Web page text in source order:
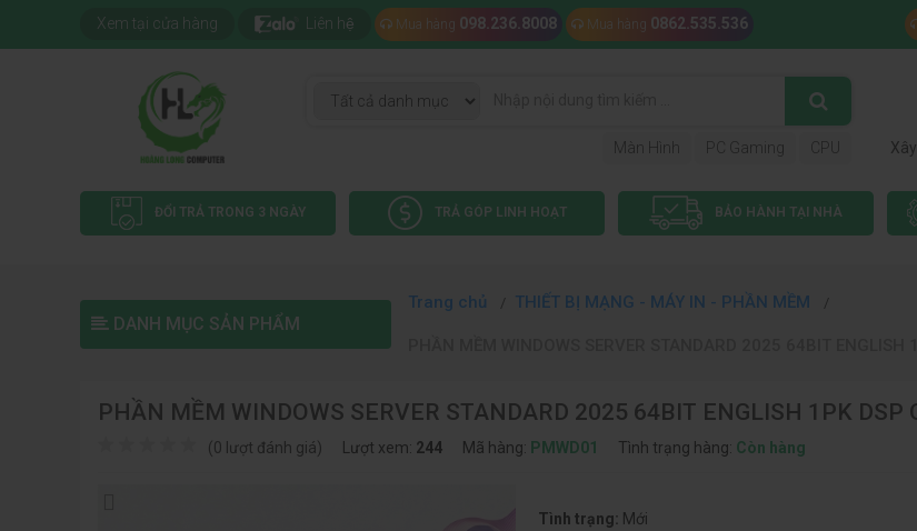
Xem tại cửa hàng Liên hệ Mua hàng 098.236.8008 Mua hàng 0862.535.536
Màn Hình PC Gaming CPU
ĐỔI TRẢ TRONG 3 NGÀY TRẢ GÓP LINH HOẠT BẢO HÀNH TẠI NHÀ
DANH MỤC SẢN PHẨM
Trang chủ THIẾT BỊ MẠNG - MÁY IN - PHẦN MỀM
PHẦN MỀM WINDOWS SERVER STANDARD 2025 64BIT ENGLISH 1PK DSP
(0 lượt đánh giá) Lượt xem: 244 Mã hàng: PMWD01 Tình trạng hàng: Còn hàng
Tình trạng: Mới